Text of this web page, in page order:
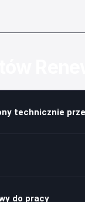
technicznie
do pracy